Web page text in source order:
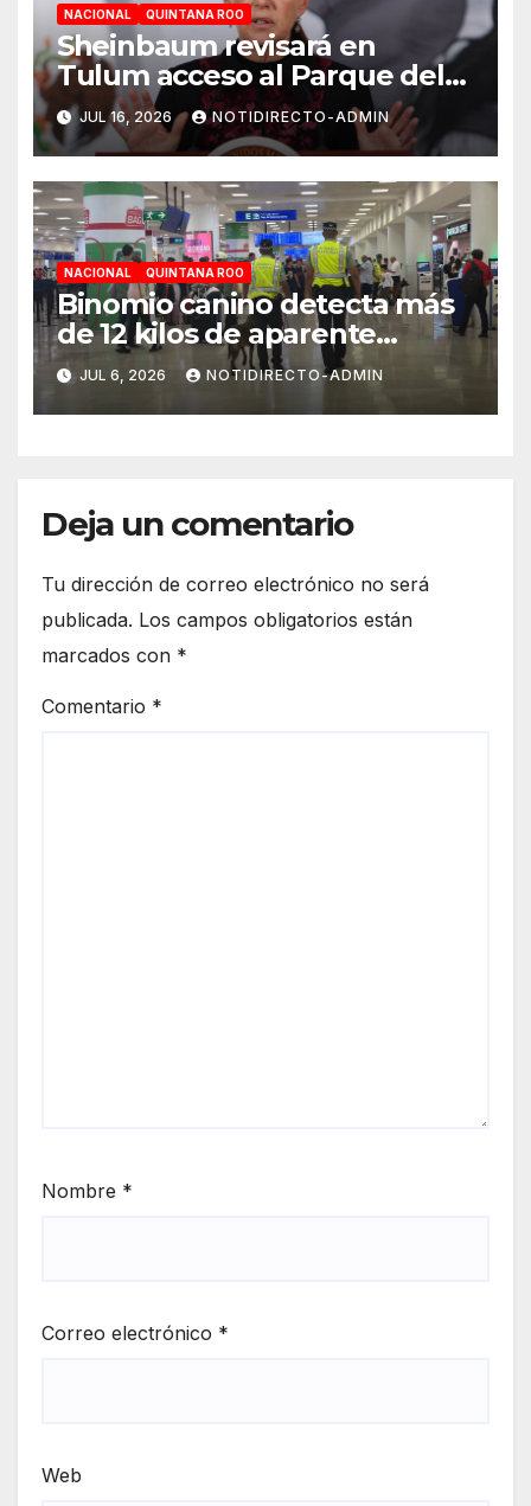
NACIONAL QUINTANA ROO
Sheinbaum revisará en
Tulum acceso al Parque del
Jaguar, sargazo y Tren Maya
de carga
JUL 16, 2026 NOTIDIRECTO-ADMIN
NACIONAL QUINTANA ROO
Binomio canino detecta más
de 12 kilos de aparente
cocaína en el Aeropuerto de
Cancún
JUL 6, 2026 NOTIDIRECTO-ADMIN
Deja un comentario
Tu dirección de correo electrónico no será
publicada. Los campos obligatorios están
marcados con *
Comentario *
Nombre *
Correo electrónico *
Web